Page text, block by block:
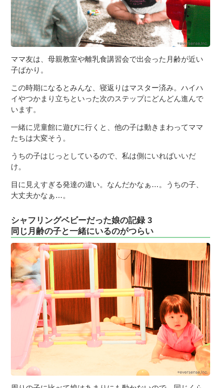
ママ友は、母親教室や離乳食講習会で出会った月齢が近い
子ばかり。
この時期になるとみんな、寝返りはマスター済み。ハイハ
イやつかまり立ちといった次のステップにどんどん進んで
います。
一緒に児童館に遊びに行くと、他の子は動きまわってママ
たちは大変そう。
うちの子はじっとしているので、私は側にいればいいだ
け。
目に見えすぎる発達の違い。なんだかなぁ…。うちの子、
大丈夫かなぁ…。
シャフリングベビーだった娘の記録 3
同じ月齢の子と一緒にいるのがつらい